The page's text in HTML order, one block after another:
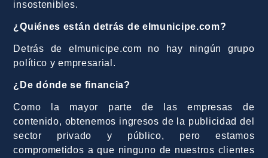
insostenibles.
¿Quiénes están detrás de elmunicipe.com?
Detrás de elmunicipe.com no hay ningún grupo
político y empresarial.
¿De dónde se financia?
Como la mayor parte de las empresas de
contenido, obtenemos ingresos de la publicidad del
sector privado y público, pero estamos
comprometidos a que ninguno de nuestros clientes